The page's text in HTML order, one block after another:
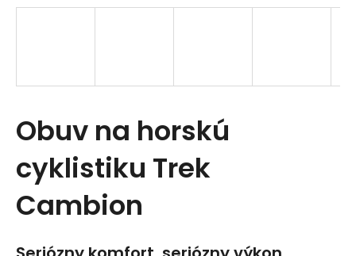
Obuv na horskú
cyklistiku Trek
Cambion
j
ť
?